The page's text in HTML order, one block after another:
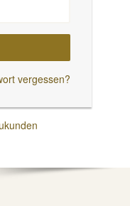
vergessen?